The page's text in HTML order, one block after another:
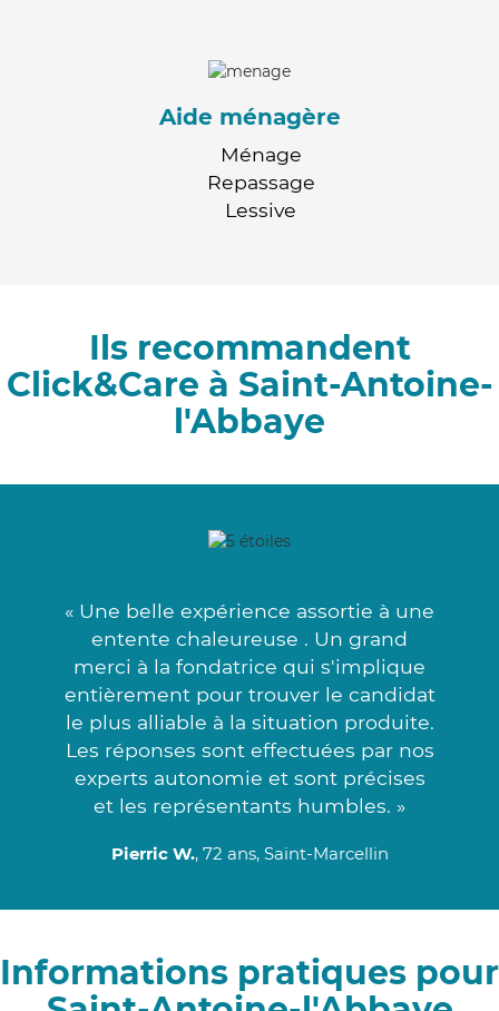
Aide ménagère
Ménage
Repassage
Lessive
Ils recommandent
Click&Care à Saint-Antoine-
l'Abbaye
« Une belle expérience assortie à une
entente chaleureuse . Un grand
merci à la fondatrice qui s'implique
entièrement pour trouver le candidat
le plus alliable à la situation produite.
Les réponses sont effectuées par nos
experts autonomie et sont précises
et les représentants humbles. »
Pierric W., 72 ans, Saint-Marcellin
Informations pratiques pour